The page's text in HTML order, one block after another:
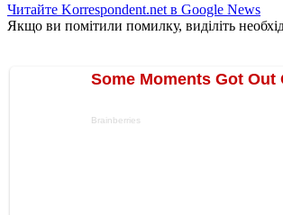
Читайте Korrespondent.net в Google News
Якщо ви помітили помилку, виділіть